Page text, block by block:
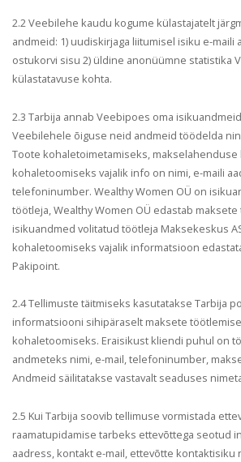
2.2 Veebilehe kaudu kogume külastajatelt
andmeid: 1) uudiskirjaga liitumisel isiku e-maili
ostukorvi sisu 2) üldine anonüümne statistika
külastatavuse kohta.
2.3 Tarbija annab Veebipoes oma
Veebilehele õiguse neid andmeid töödelda
Toote kohaletoimetamiseks, makselahenduse
kohaletoomiseks vajalik info on nimi, e-maili
telefoninumber. Wealthy Women OÜ on
töötleja, Wealthy Women OÜ edastab
isikuandmed volitatud töötleja Maksekeskus
kohaletoomiseks vajalik informatsioon
Pakipoint.
2.4 Tellimuste täitmiseks kasutatakse Tarbija
informatsiooni sihipäraselt maksete
kohaletoomiseks. Eraisikust kliendi puhul on
andmeteks nimi, e-mail, telefoninumber,
Andmeid säilitatakse vastavalt seaduses
2.5 Kui Tarbija soovib tellimuse vormistada
raamatupidamise tarbeks ettevõttega seotud
aadress, kontakt e-mail, ettevõtte kontaktisiku